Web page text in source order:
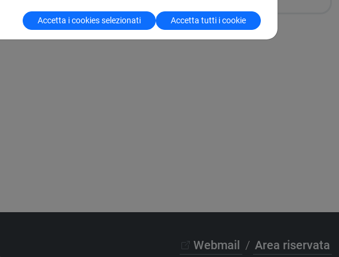
Webmail / Area riservata
Accetta i cookies selezionati Accetta tutti i cookie